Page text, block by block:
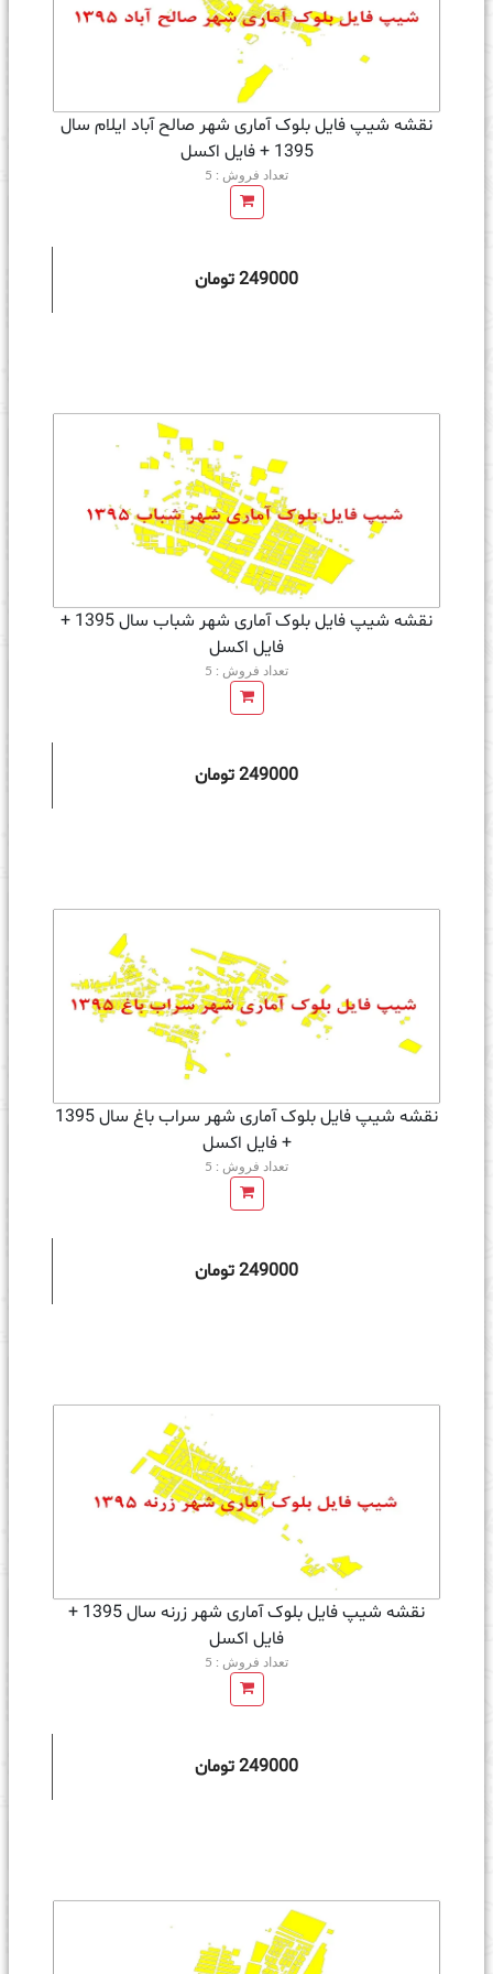
نقشه شیپ فایل بلوک آماری شهر صالح آباد ایلام سال
1395 + فايل اكسل
تعداد فروش : 5
249000 تومان
نقشه شیپ فایل بلوک آماری شهر شباب سال 1395 +
فايل اكسل
تعداد فروش : 5
249000 تومان
نقشه شیپ فایل بلوک آماری شهر سراب باغ سال 1395
+ فايل اكسل
تعداد فروش : 5
249000 تومان
نقشه شیپ فایل بلوک آماری شهر زرنه سال 1395 +
فايل اكسل
تعداد فروش : 5
249000 تومان